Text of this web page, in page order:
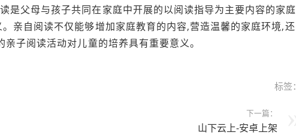
是父母与孩子共同在家庭中开展的以阅读指导为主要内容的家庭
亲自阅读不仅能够增加家庭教育的内容,营造温馨的家庭环境,还
子阅读活动对儿童的培养具有重要意义。
标签：
下一篇：
山下云上-安卓上架